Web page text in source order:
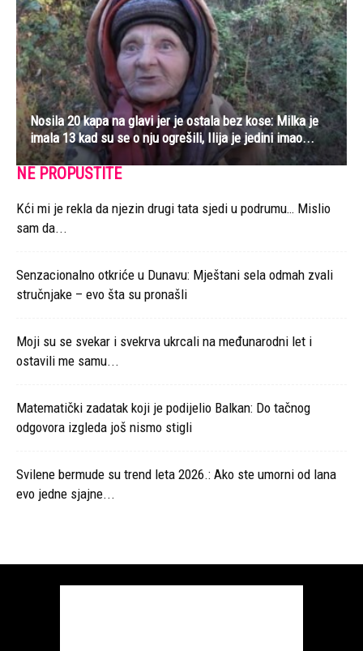
Nosila 20 kapa na glavi jer je ostala bez kose: Milka je
imala 13 kad su se o nju ogrešili, Ilija je jedini imao...
NE PROPUSTITE
Kći mi je rekla da njezin drugi tata sjedi u podrumu… Mislio
sam da...
Senzacionalno otkriće u Dunavu: Mještani sela odmah zvali
stručnjake – evo šta su pronašli
Moji su se svekar i svekrva ukrcali na međunarodni let i
ostavili me samu...
Matematički zadatak koji je podijelio Balkan: Do tačnog
odgovora izgleda još nismo stigli
Svilene bermude su trend leta 2026.: Ako ste umorni od lana
evo jedne sjajne...